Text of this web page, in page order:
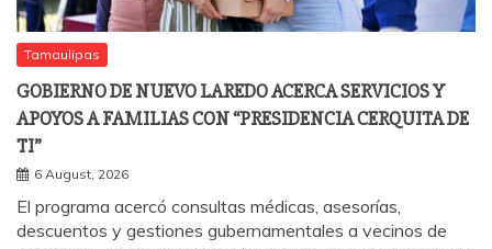
Tamaulipas
GOBIERNO DE NUEVO LAREDO ACERCA SERVICIOS Y
APOYOS A FAMILIAS CON “PRESIDENCIA CERQUITA DE
TI”
6 August, 2026
El programa acercó consultas médicas, asesorías,
descuentos y gestiones gubernamentales a vecinos de